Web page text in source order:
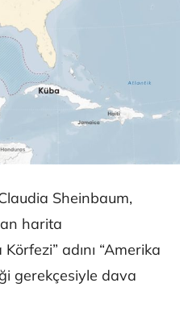
Sheinbaum,
harita
adını “Amerika
gerekçesiyle dava